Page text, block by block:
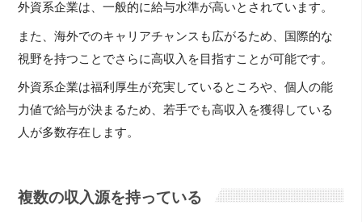
外資系企業は、一般的に給与水準が高いとされています。
また、海外でのキャリアチャンスも広がるため、国際的な
視野を持つことでさらに高収入を目指すことが可能です。
外資系企業は福利厚生が充実しているところや、個人の能
力値で給与が決まるため、若手でも高収入を獲得している
人が多数存在します。
複数の収入源を持っている